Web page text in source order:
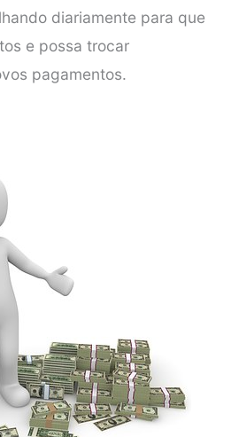
diariamente para que
e possa trocar
pagamentos.